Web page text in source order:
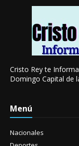
Cristo Rey te
Domingo Capital de
Menú
Nacionales